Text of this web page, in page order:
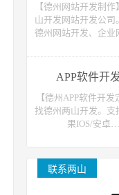
【德州网站开发制作
山开发网站开发公司
德州网站开发、企业
务网站开发、网上商
开发、网站建设开发
站开发报价请联系
APP软件开
【德州APP软件开发
找德州两山开发。支
果IOS/安卓
APP、API开发、H5
移动终端软件开发产
联系两山